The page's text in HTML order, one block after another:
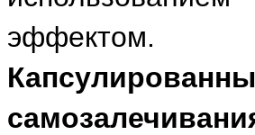
эффектом.